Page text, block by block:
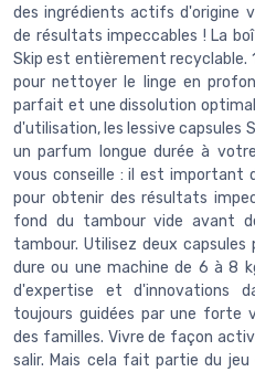
des ingrédients actifs d'origine
de résultats impeccables ! La
Skip est entièrement recyclable.
pour nettoyer le linge en
parfait et une dissolution
d'utilisation, les lessive capsules
un parfum longue durée à
vous conseille : il est important
pour obtenir des résultats
fond du tambour vide avant
tambour. Utilisez deux
dure ou une machine de 6 à 8
d'expertise et d'innovations
toujours guidées par une forte
des familles. Vivre de façon
salir. Mais cela fait partie du